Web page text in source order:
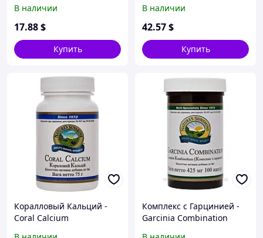
В наличии
17.88$
Купить
В наличии
42.57$
Купить
Коралловый Кальций -
Coral Calcium
Комплекс с Гарцинией -
Garcinia Combination